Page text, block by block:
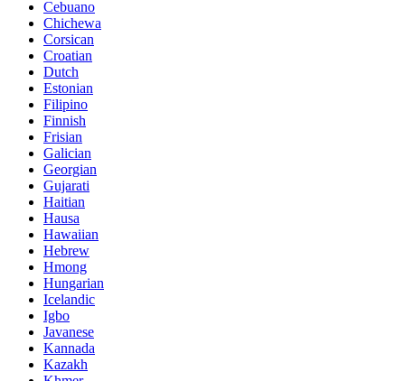
Cebuano
Chichewa
Corsican
Croatian
Dutch
Estonian
Filipino
Finnish
Frisian
Galician
Georgian
Gujarati
Haitian
Hausa
Hawaiian
Hebrew
Hmong
Hungarian
Icelandic
Igbo
Javanese
Kannada
Kazakh